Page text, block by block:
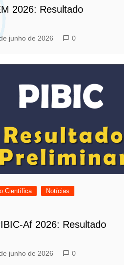
2026: Resultado
junho de 2026 0
Científica
Notícias
Af 2026: Resultado
junho de 2026 0